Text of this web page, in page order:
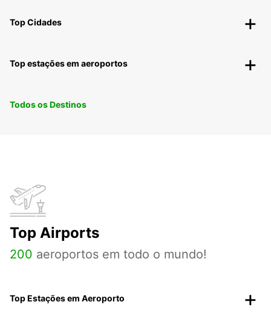
Top Cidades
Top estações em aeroportos
Todos os Destinos
Top Airports
200 aeroportos em todo o mundo!
Top Estações em Aeroporto